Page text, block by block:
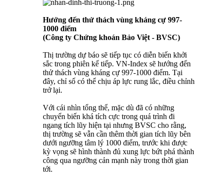
Hướng đến thử thách vùng kháng cự 997-
1000 điểm
(Công ty Chứng khoán Bảo Việt - BVSC)
Thị trường dự báo sẽ tiếp tục có diễn biến khởi
sắc trong phiên kế tiếp. VN-Index sẽ hướng đến
thử thách vùng kháng cự 997-1000 điểm. Tại
đây, chỉ số có thể chịu áp lực rung lắc, điều chỉnh
trở lại.
Với cái nhìn tổng thể, mặc dù đã có những
chuyển biến khá tích cực trong quá trình đi
ngang tích lũy hiện tại nhưng BVSC cho rằng,
thị trường sẽ vẫn cần thêm thời gian tích lũy bên
dưới ngưỡng tâm lý 1000 điểm, trước khi được
kỳ vọng sẽ hình thành đủ xung lực bứt phá thành
công qua ngưỡng cản mạnh này trong thời gian
tới.